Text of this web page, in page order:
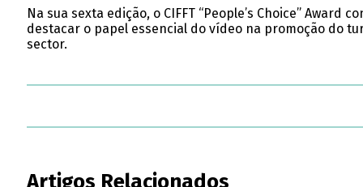
Na sua sexta edição, o CIFFT “People’s Choice”
destacar o papel essencial do vídeo na promoção do
sector.
Artigos Relacionados